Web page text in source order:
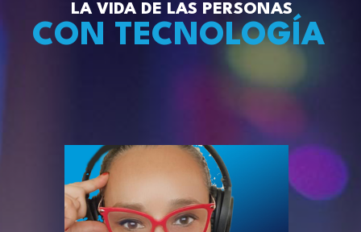
LA VIDA DE LAS PERSONAS
CON TECNOLOGÍA